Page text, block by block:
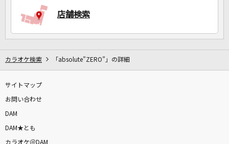
店舗検索
カラオケ検索 「absolute”ZERO”」の詳細
サイトマップ
お問い合わせ
DAM
DAM★とも
カラオケ＠DAM